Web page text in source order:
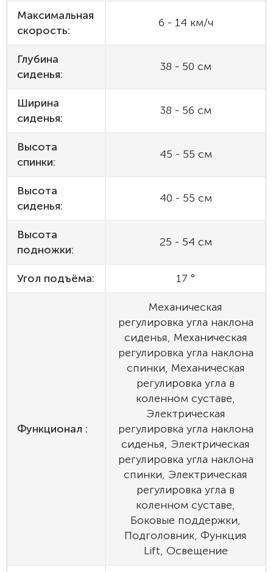
Максимальная
скорость:
6 - 14 км/ч
Глубина
сиденья:
38 - 50 см
Ширина
сиденья:
38 - 56 см
Высота
спинки:
45 - 55 см
Высота
сиденья:
40 - 55 см
Высота
подножки:
25 - 54 см
Угол подъёма: 17 °
Функционал :
Механическая
регулировка угла наклона
сиденья, Механическая
регулировка угла наклона
спинки, Механическая
регулировка угла в
коленном суставе,
Электрическая
регулировка угла наклона
сиденья, Электрическая
регулировка угла наклона
спинки, Электрическая
регулировка угла в
коленном суставе,
Боковые поддержки,
Подголовник, Функция
Lift, Освещение